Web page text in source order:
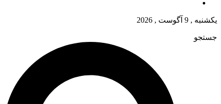
یکشنبه , 9 آگوست , 2026
جستجو